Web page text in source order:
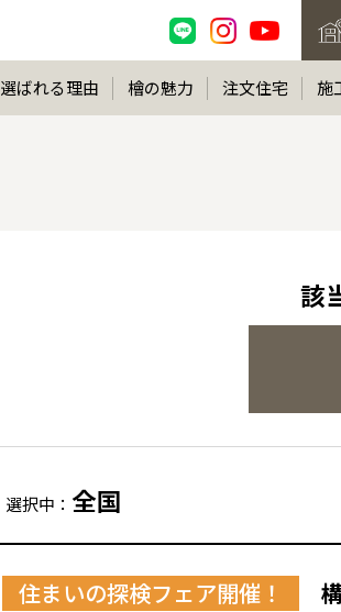
選ばれる理由 檜の魅力 注文住宅 施
該
選択中： 全国
住まいの探検フェア開催！